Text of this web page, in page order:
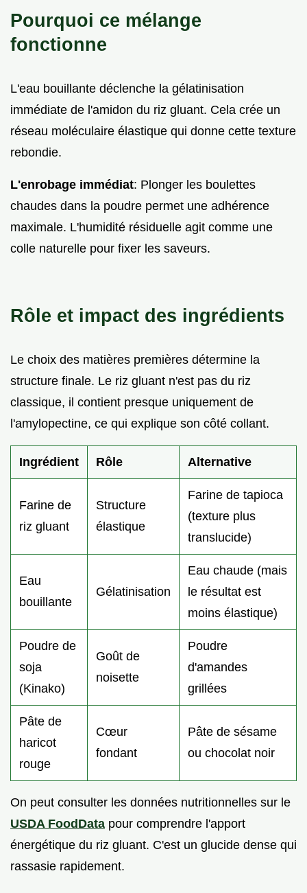
Pourquoi ce mélange
fonctionne
L'eau bouillante déclenche la gélatinisation
immédiate de l'amidon du riz gluant. Cela crée un
réseau moléculaire élastique qui donne cette texture
rebondie.
L'enrobage immédiat: Plonger les boulettes
chaudes dans la poudre permet une adhérence
maximale. L'humidité résiduelle agit comme une
colle naturelle pour fixer les saveurs.
Rôle et impact des ingrédients
Le choix des matières premières détermine la
structure finale. Le riz gluant n'est pas du riz
classique, il contient presque uniquement de
l'amylopectine, ce qui explique son côté collant.
Ingrédient Rôle Alternative
Farine de
riz gluant
Structure
élastique
Farine de tapioca
(texture plus
translucide)
Eau
bouillante
Gélatinisation
Eau chaude (mais
le résultat est
moins élastique)
Poudre de
soja
(Kinako)
Goût de
noisette
Poudre
d'amandes
grillées
Pâte de
haricot
rouge
Cœur
fondant
Pâte de sésame
ou chocolat noir
On peut consulter les données nutritionnelles sur le
USDA FoodData pour comprendre l'apport
énergétique du riz gluant. C'est un glucide dense qui
rassasie rapidement.